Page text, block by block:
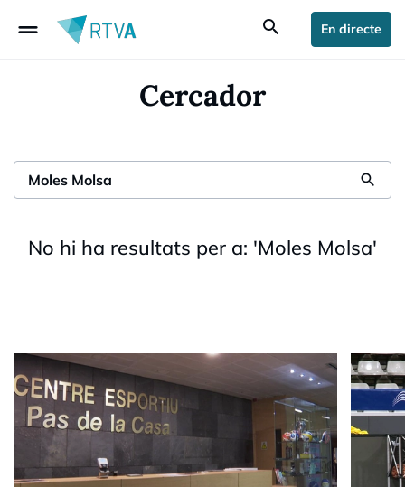
drag_handle search En directe
Cercador
search
No hi ha resultats per a: 'Moles Molsa'